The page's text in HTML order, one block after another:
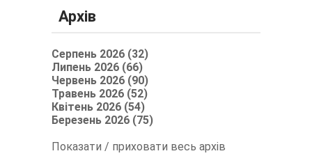
Архів
Серпень 2026 (32)
Липень 2026 (66)
Червень 2026 (90)
Травень 2026 (52)
Квітень 2026 (54)
Березень 2026 (75)
Показати / приховати весь архів